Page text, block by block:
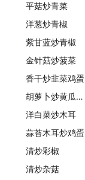
平菇炒青菜
洋葱炒青椒
紫甘蓝炒青椒
金针菇炒菠菜
香干炒韭菜鸡蛋
胡萝卜炒黄瓜玉米粒
洋白菜炒木耳
蒜苔木耳炒鸡蛋
清炒彩椒
清炒杂菇